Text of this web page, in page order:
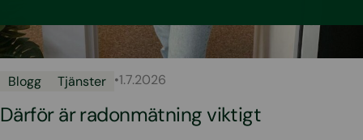
Blogg Tjänster •1.7.2026
Därför är radonmätning viktigt